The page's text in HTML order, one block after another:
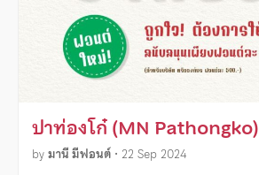
ปาท่องโก๋ (MN Pathongko)
byมานี มีฟอนต์ • 22 Sep 2024